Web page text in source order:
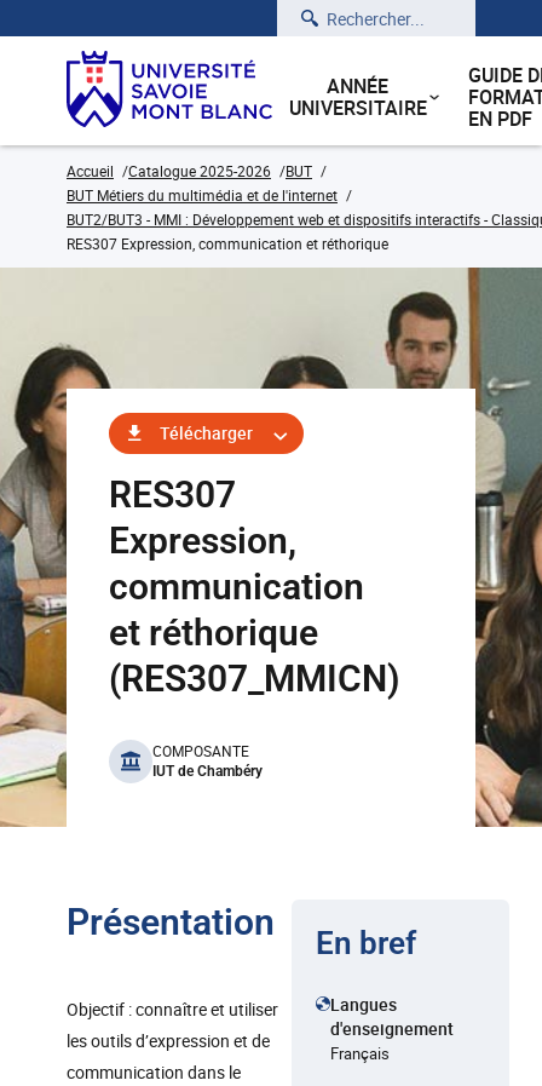
Rechercher
ANNÉE
UNIVERSITAIRE
GUIDE
EN PDF
Accueil Catalogue 2025-2026
BUT
BUT Métiers du multimédia et de l'internet
BUT2/BUT3 - MMI : Développement web et dispositifs interactifs -
RES307 Expression, communication et réthorique
Télécharger
RES307
Expression,
communication
et réthorique
(RES307_MMICN)
benefits
COMPOSANTE
IUT de Chambéry
Présentation
Objectif : connaître et utiliser
les outils d’expression et de
communication dans le
En bref
Langues
d'enseignement
Français